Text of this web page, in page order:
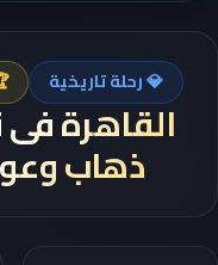
💎 رحلة تاريخية
القاهرة
ذهاب